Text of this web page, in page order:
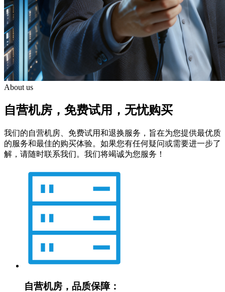
About us
自营机房，免费试用，无忧购买
我们的自营机房、免费试用和退换服务，旨在为您提供最优质
的服务和最佳的购买体验。如果您有任何疑问或需要进一步了
解，请随时联系我们。我们将竭诚为您服务！
自营机房，品质保障：